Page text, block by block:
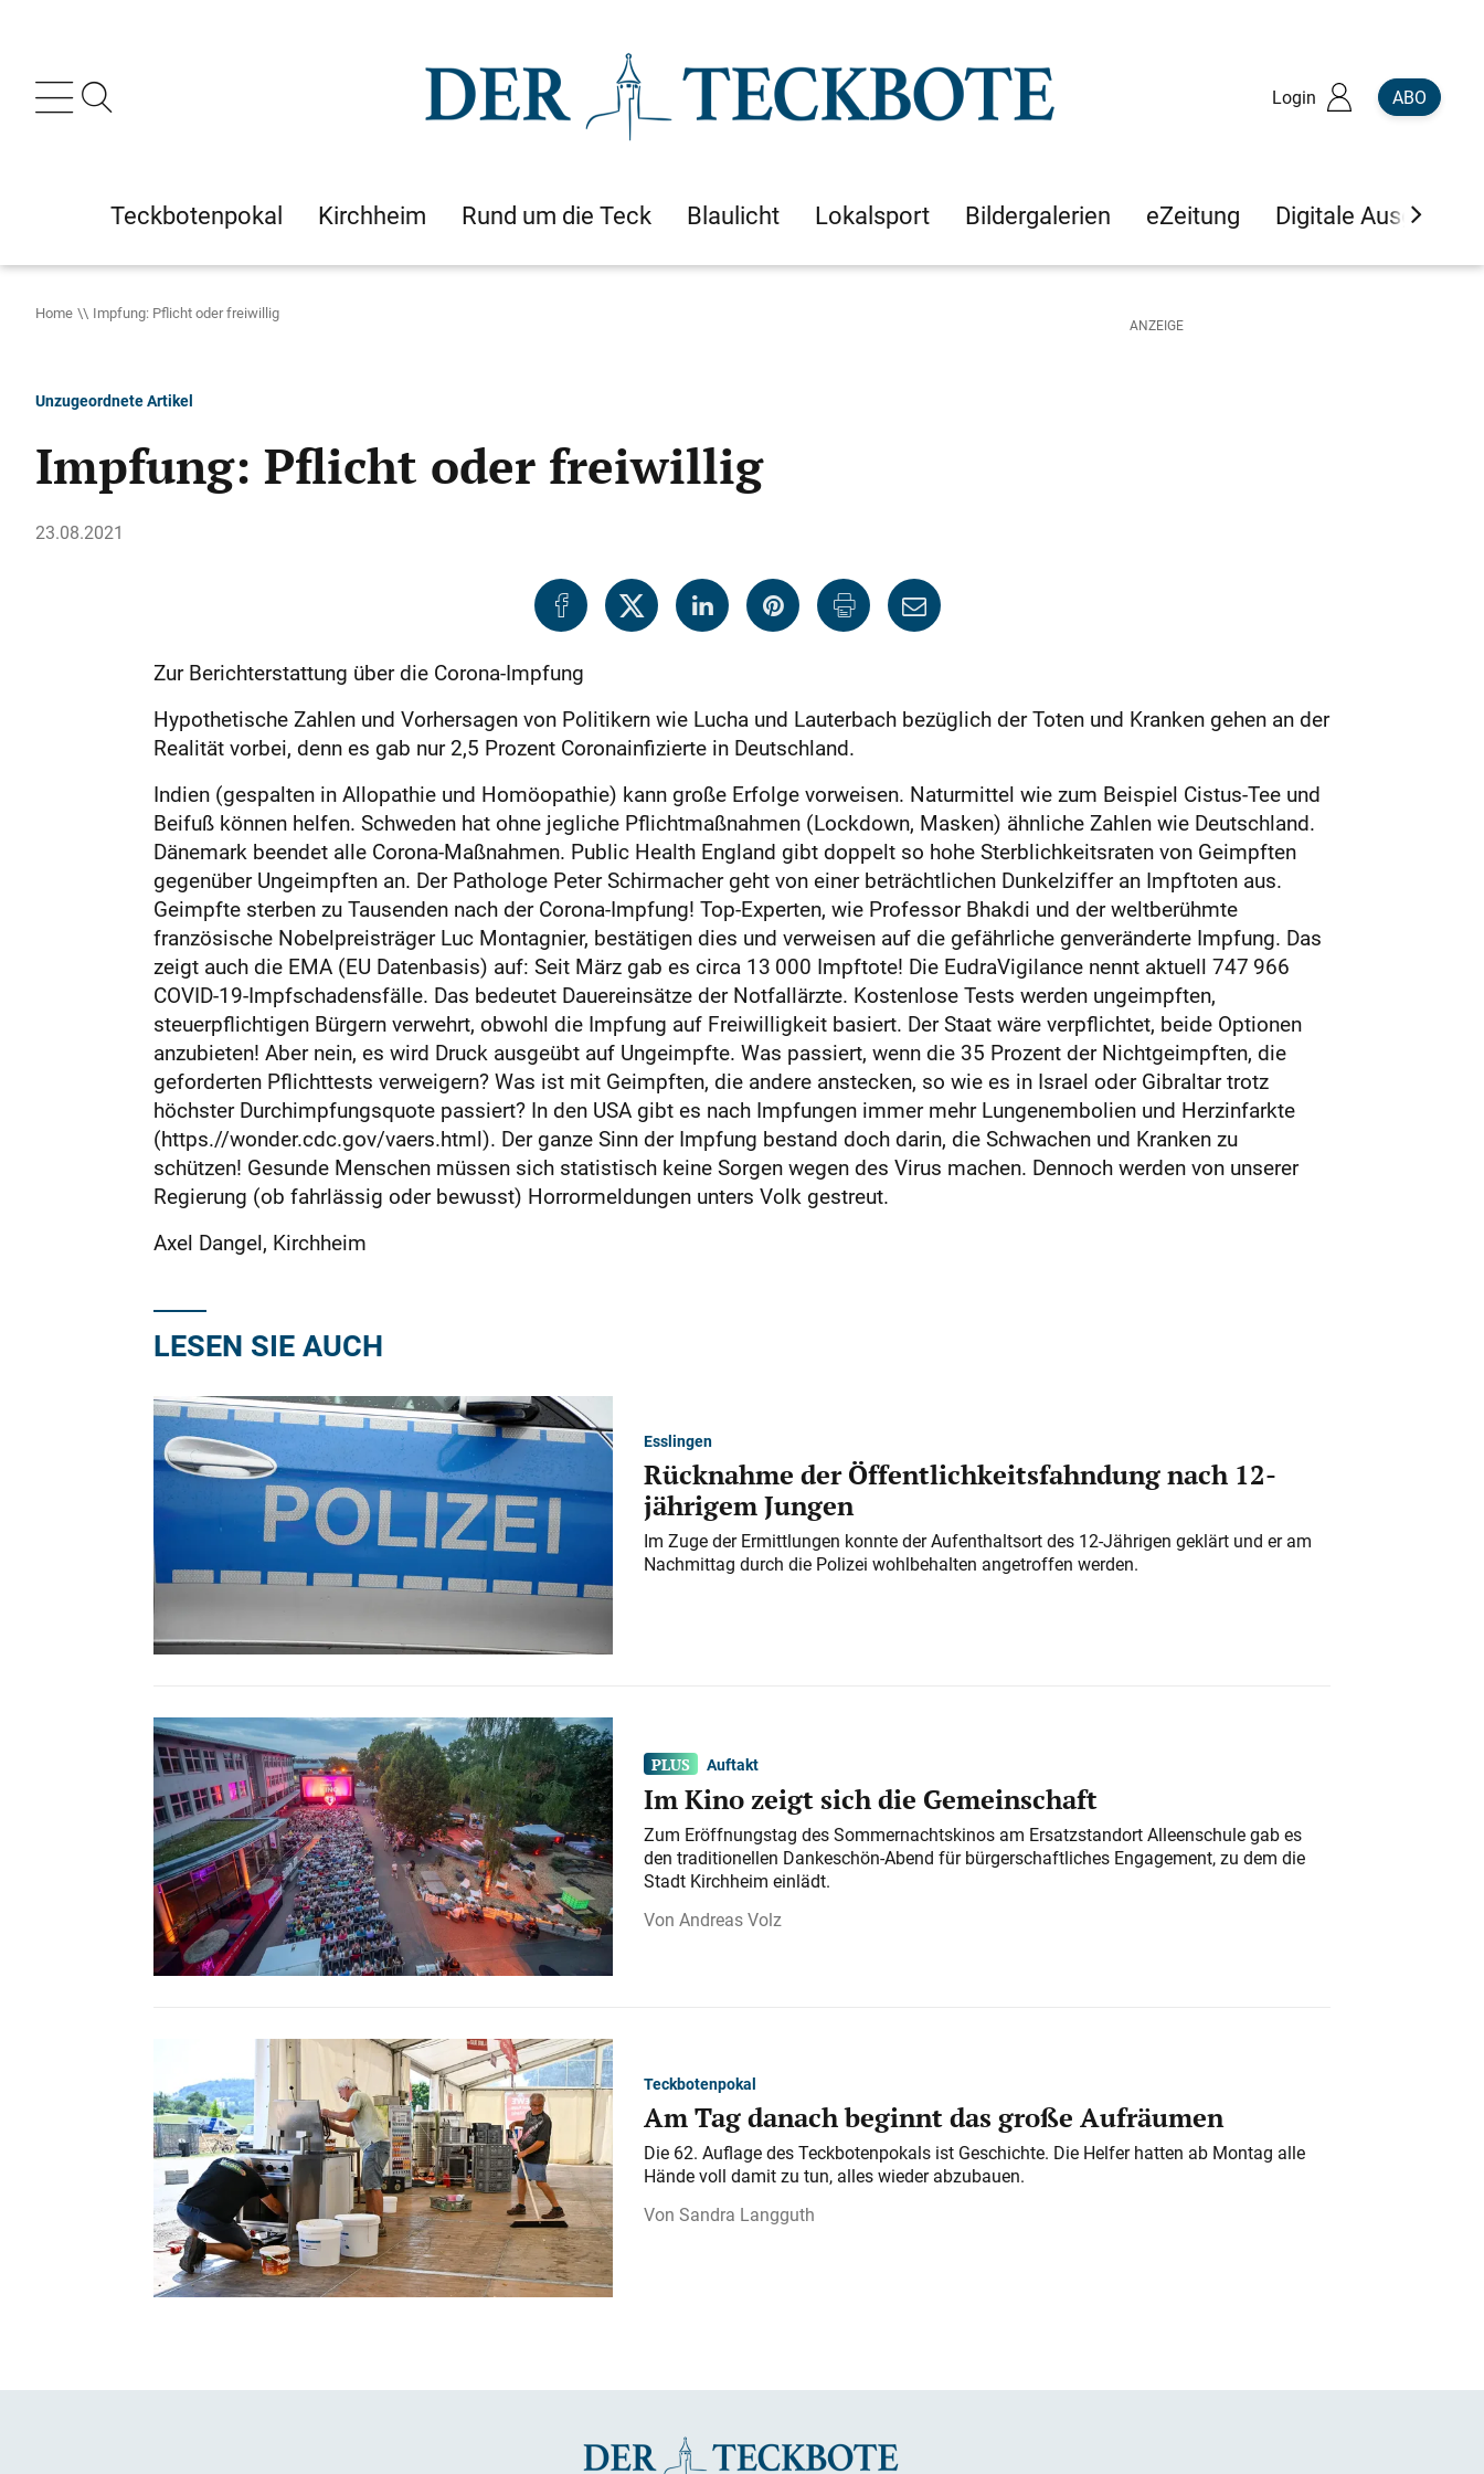
Login ABO
Teckbotenpokal Kirchheim Rund um die Teck Blaulicht Lokalsport Bildergalerien eZeitung Digitale Ausgaben
Home Impfung: Pflicht oder freiwillig
Unzugeordnete Artikel
Impfung: Pflicht oder freiwillig
23.08.2021
Zur Berichterstattung über die Corona-Impfung
Hypothetische Zahlen und Vorhersagen von Politikern wie Lucha und Lauterbach bezüglich der Toten und Kranken gehen an der
Realität vorbei, denn es gab nur 2,5 Prozent Coronainfizierte in Deutschland.
Indien (gespalten in Allopathie und Homöopathie) kann große Erfolge vorweisen. Naturmittel wie zum Beispiel Cistus-Tee und
Beifuß können helfen. Schweden hat ohne jegliche Pflichtmaßnahmen (Lockdown, Masken) ähnliche Zahlen wie Deutschland.
Dänemark beendet alle Corona-Maßnahmen. Public Health England gibt doppelt so hohe Sterblichkeitsraten von Geimpften
gegenüber Ungeimpften an. Der Pathologe Peter Schirmacher geht von einer beträchtlichen Dunkelziffer an Impftoten aus.
Geimpfte sterben zu Tausenden nach der Corona-Impfung! Top-Experten, wie Professor Bhakdi und der weltberühmte
französische Nobelpreisträger Luc Montagnier, bestätigen dies und verweisen auf die gefährliche genveränderte Impfung. Das
zeigt auch die EMA (EU Datenbasis) auf: Seit März gab es circa 13 000 Impftote! Die EudraVigilance nennt aktuell 747 966
COVID-19-Impfschadensfälle. Das bedeutet Dauereinsätze der Notfallärzte. Kostenlose Tests werden ungeimpften,
steuerpflichtigen Bürgern verwehrt, obwohl die Impfung auf Freiwilligkeit basiert. Der Staat wäre verpflichtet, beide Optionen
anzubieten! Aber nein, es wird Druck ausgeübt auf Ungeimpfte. Was passiert, wenn die 35 Prozent der Nichtgeimpften, die
geforderten Pflichttests verweigern? Was ist mit Geimpften, die andere anstecken, so wie es in Israel oder Gibraltar trotz
höchster Durchimpfungsquote passiert? In den USA gibt es nach Impfungen immer mehr Lungenembolien und Herzinfarkte
(https.//wonder.cdc.gov/vaers.html). Der ganze Sinn der Impfung bestand doch darin, die Schwachen und Kranken zu
schützen! Gesunde Menschen müssen sich statistisch keine Sorgen wegen des Virus machen. Dennoch werden von unserer
Regierung (ob fahrlässig oder bewusst) Horrormeldungen unters Volk gestreut.
Axel Dangel, Kirchheim
LESEN SIE AUCH
Esslingen
Rücknahme der Öffentlichkeitsfahndung nach 12-
jährigem Jungen
Im Zuge der Ermittlungen konnte der Aufenthaltsort des 12-Jährigen geklärt und er am
Nachmittag durch die Polizei wohlbehalten angetroffen werden.
Auftakt
Im Kino zeigt sich die Gemeinschaft
Zum Eröffnungstag des Sommernachtskinos am Ersatzstandort Alleenschule gab es
den traditionellen Dankeschön-Abend für bürgerschaftliches Engagement, zu dem die
Stadt Kirchheim einlädt.
Andreas Volz
Teckbotenpokal
Am Tag danach beginnt das große Aufräumen
Die 62. Auflage des Teckbotenpokals ist Geschichte. Die Helfer hatten ab Montag alle
Hände voll damit zu tun, alles wieder abzubauen.
Sandra Langguth